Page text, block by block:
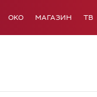
OKO МАГАЗИН ТВ